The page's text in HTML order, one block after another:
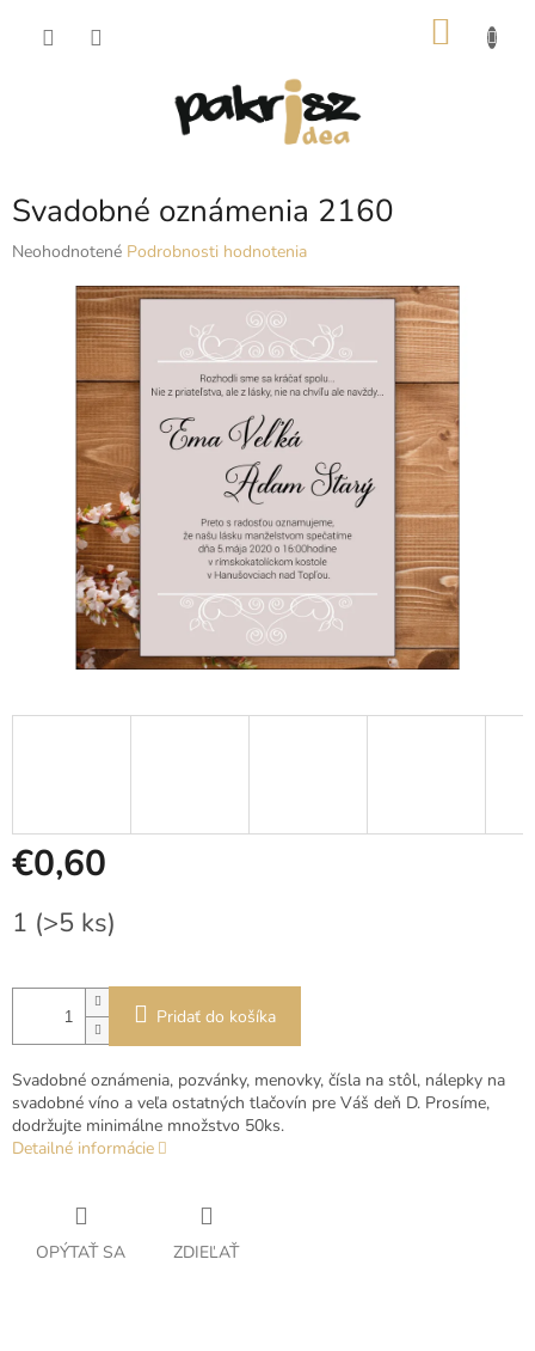
Svadobné oznámenia 2160
Priemerné
produktu
Neohodnotené Podrobnosti hodnotenia
€0,60
cena:
1 (>5 ks)
Pridať do košíka
Svadobné oznámenia, pozvánky, menovky, čísla na stôl, nálepky na
svadobné víno a veľa ostatných tlačovín pre Váš deň D. Prosíme,
dodržujte minimálne množstvo 50ks.
Detailné informácie
OPÝTAŤ SA ZDIEĽAŤ